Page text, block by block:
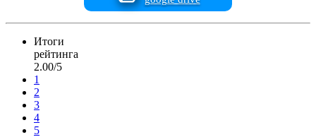
Итоги
рейтинга
2.00/5
1
2
3
4
5